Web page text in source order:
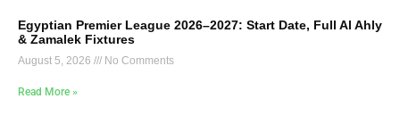
Egyptian Premier League 2026–2027: Start Date, Full Al Ahly
& Zamalek Fixtures
August 5, 2026 No Comments
Read More »